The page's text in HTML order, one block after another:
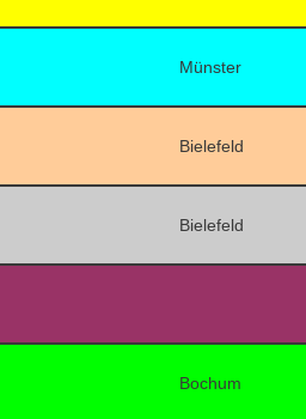
Münster
Bielefeld
Bielefeld
Bochum